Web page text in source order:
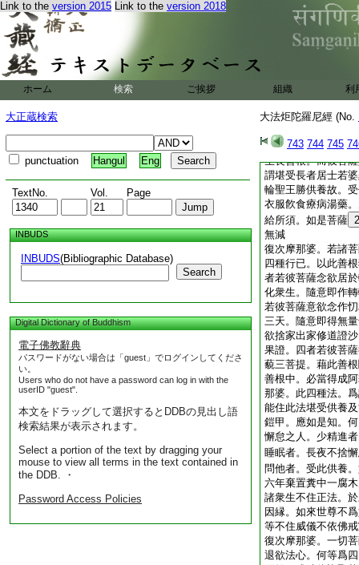
Link to the version 2015 Link to the version 2018
ホーム 検索 ご挨拶 組織 利
大正蔵検索
punctuation Hangul Eng
TextNo. Vol. Page
INBUDS
INBUDS(Bibliographic Database)
Search
Digital Dictionary of Buddhism
電子佛教辭典
パスワードがない場合は「guest」でログインしてくださ
い。
Users who do not have a password can log in with the
userID "guest".
本文をドラッグして選択するとDDBの見出し語
検索結果が表示されます。
Select a portion of the text by dragging your
mouse to view all terms in the text contained in
the DDB. ・
Password Access Policies
大法炬陀羅尼經 (No.
743 744 745
法成熟善根。若有
如來聽受。是爲菩
菩薩摩訶薩於一切
薩摩訶薩常樂讀誦
有所須如法求乞。
菩薩摩訶薩開第四
訶薩能住如是四種
長無有損減。亦爲
生長善根。而彼菩
謂堪受長者居士若
輪聖王勝供養故。
衣服飮食療病湯藥
給所須。如是菩薩 2
無減
復次摩那婆。若諸
四種行已。以此善
者若彼菩薩念欲居
化衆生。隨意即作
若彼菩薩意欲念作
三天。隨意即得無
欲捨家出家修道證
果證。四者若彼菩
藐三菩提。藉此善
善根中。必當得成
那婆。此四種法。
能住此法堪受供養
鎧甲。應如是知。
懈怠之人。少精進
睡眠者。長夜不捨
問他者。受此供養
六年棄置糞中一腐
諸衆生不住正法。
因縁。如來世尊不
等不住威儀不依佛
復次摩那婆。一切
退欲法心。何等爲